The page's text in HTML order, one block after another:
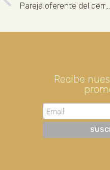
Pareja oferente del cerro de los Santos
Recibe